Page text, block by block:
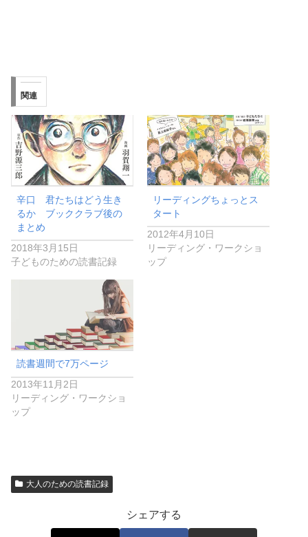
関連
辛口 君たちはどう生き
るか ブッククラブ後の
まとめ
2018年3月15日
子どものための読書記録
リーディングちょっとス
タート
2012年4月10日
リーディング・ワークショ
ップ
読書週間で7万ページ
2013年11月2日
リーディング・ワークショ
ップ
大人のための読書記録
シェアする